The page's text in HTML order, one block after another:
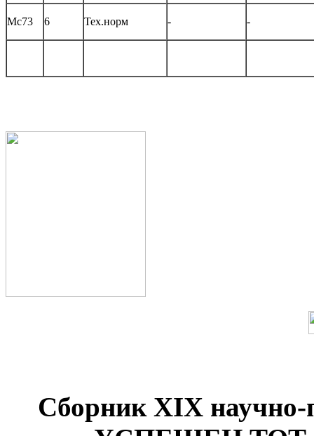
Мс73 6 Тех.норм - -
Сборник XIX научно-